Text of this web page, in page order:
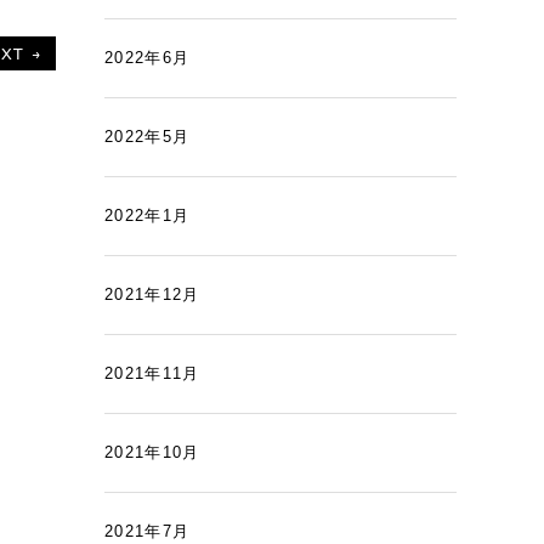
→ 2022年6月
2022年5月
2022年1月
2021年12月
2021年11月
2021年10月
2021年7月